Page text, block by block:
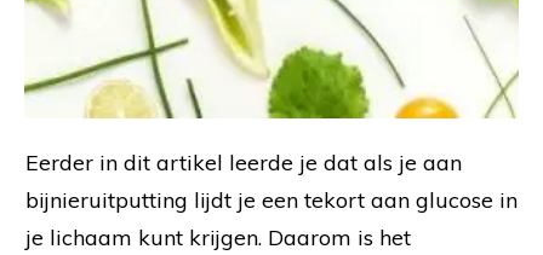
Eerder in dit artikel leerde je dat als je aan
bijnieruitputting lijdt je een tekort aan glucose in
je lichaam kunt krijgen. Daarom is het